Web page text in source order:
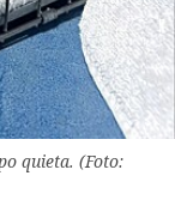
quieta. (Foto: